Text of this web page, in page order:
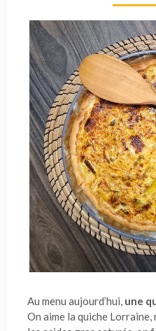
Au menu aujourd’hui, une
On aime la quiche